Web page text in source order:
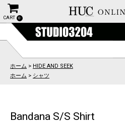
CART 0
ホーム > HIDE AND SEEK
ホーム > シャツ
Bandana S/S Shirt